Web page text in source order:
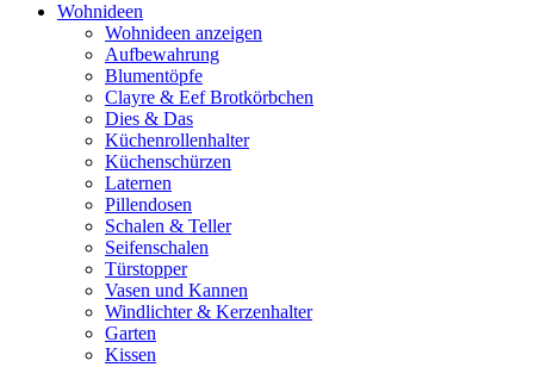
Wohnideen
Wohnideen anzeigen
Aufbewahrung
Blumentöpfe
Clayre & Eef Brotkörbchen
Dies & Das
Küchenrollenhalter
Küchenschürzen
Laternen
Pillendosen
Schalen & Teller
Seifenschalen
Türstopper
Vasen und Kannen
Windlichter & Kerzenhalter
Garten
Kissen